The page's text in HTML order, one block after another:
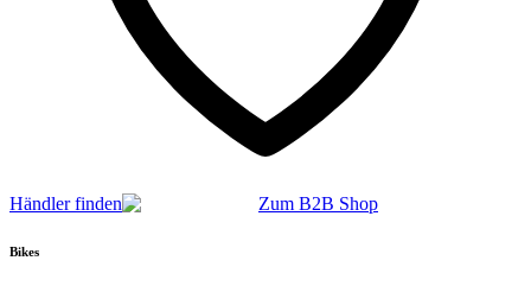
Händler finden Zum B2B Shop
Bikes